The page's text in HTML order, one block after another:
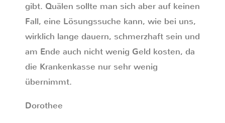
gibt. Quälen sollte man sich aber auf keinen
Fall, eine Lösungssuche kann, wie bei uns,
wirklich lange dauern, schmerzhaft sein und
am Ende auch nicht wenig Geld kosten, da
die Krankenkasse nur sehr wenig
übernimmt.
Dorothee